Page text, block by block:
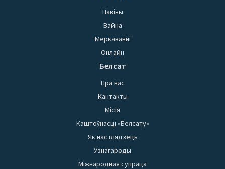
Навіны
Вайна
Меркаванні
Онлайн
Белсат
Пра нас
Кантакты
Місія
Каштоўнасці «Белсату»
Як нас глядзець
Узнагароды
Міжнародная супраца